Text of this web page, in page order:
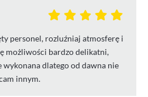
personel, rozluźniaj atmosferę i
możliwości bardzo delikatni,
wykonana dlatego od dawna nie
innym.